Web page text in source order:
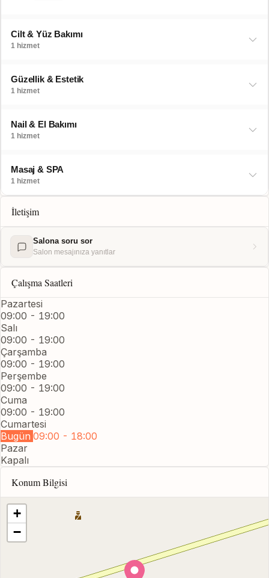
Cilt & Yüz Bakımı
1 hizmet
Güzellik & Estetik
1 hizmet
Nail & El Bakımı
1 hizmet
Masaj & SPA
1 hizmet
İletişim
Salona soru sor
Salon mesajınıza yanıtlar
Çalışma Saatleri
Pazartesi
09:00 - 19:00
Salı
09:00 - 19:00
Çarşamba
09:00 - 19:00
Perşembe
09:00 - 19:00
Cuma
09:00 - 19:00
Cumartesi
Bugün 09:00 - 18:00
Pazar
Kapalı
Konum Bilgisi
+
−